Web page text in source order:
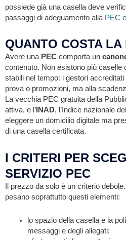
possiede già una casella deve
passaggi di adeguamento alla PEC
QUANTO COSTA LA
Avere una PEC comporta un
contenuto. Non esistono più caselle
stabili nel tempo: i gestori
prova o promozioni, ma alla
La vecchia PEC gratuita della
attiva, e l’ INAD, l’Indice nazionale
eleggere un domicilio digitale ma
di una casella certificata.
I CRITERI PER
SERVIZIO PEC
Il prezzo da solo è un criterio
pesano soprattutto questi elementi:
lo spazio della casella e la
messaggi e degli allegati;